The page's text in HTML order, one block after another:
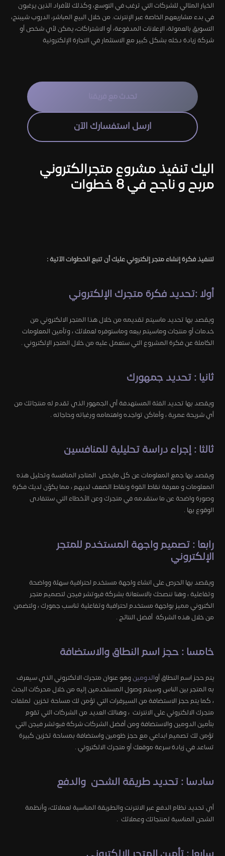
الخيار المثالي للشركات التي ترغب في التوسع، وكذلك للأفراد الذين يرغبون
في بدء مشاريعهم الخاصة عبر الإنترنت. من خلال البيع المباشر، الدروب شيبنج،
التسويق بالعمولة، الإعلانات المدفوعة، أو الاشتراكات، يمكن لأي شخص أو
شركة زيادة دخله بشكل كبير مع الاستثمار في التجارة الإلكترونية
تحدث مع فريقنا
ارسل استفسارك الآن
اليك تنفيذ مشروع متجرالكتروني
مربح و ناجح في 8 خطوات
لتنفيذ فكرة إنشاء متجر إلكتروني عليك أن تتبع الخطوات الآتية :
أولا :تحديد فكرة متجرك الإلكتروني
ويقصد بها تحديد ماسيتم تقديمه من خلال هذا المتجر الالكتروني من
خدمات أو منتجات وماسيتم بيعه وماستوفره لعملائك ، وتأمين المعلومات
الكاملة عن فكرة المشروع التي ستعمل عليه من خلال المتجر الإلكتروني .
ثانيا : تحديد جمهورك
ويقصد بها تحديد الفئة المستهدفة أي الجمهور الذي تقدم له منتجاتك من
أي شريحة عمرية ، وأماكن تواجده واهتمامه ورغباته وحاجاته .
ثالثا : إجراء دراسة تحليلية للمنافسين
ويقصد بها جمع المعلومات عن كل مايخص المتاجر المنافسة وتحليل هذه
المعلومات و معرفة نقاط القوة ونقاط الضعف لديهم ، مما يكوّن لديك فكرة
وصورة واضحة عن ما ستقدمه في متجرك وعن الأخطاء التي ستتفادى
الوقوع بها .
رابعا : تصميم واجهة المستخدم للمتجر
الإلكتروني
ويقصد بها الحرص على انشاء واجهة مستخدم احترافية سهلة وواضحة
وتفاعلية ، وهنا ننصحك بالاستعانة بشركة فيوتشر فيجن لتصميم متجر
الكتروني مميز بواجهة مستخدم احترافية وتفاعلية تناسب جمورك ، ولتضمن
من خلال هذه الشركة أفضل النتائج .
خامسا : حجز اسم النطاق والاستضافة
يتم حجز اسم النطاق أو الدومين وهو عنوان متجرك الالكتروني الذي سيعرف
به المتجر بين الناس وسيتم وصول المستخدمين إليه من خلال محركات البحث
، كما يتم حجز الاستضافة من السيرفرات التي تؤمن لك مساحة تخزين لملفات
متجرك الالكتروني على الانترنت ، وهنالك العديد من الشركات التي تقوم
بتأمين الدومين والاستضافة ومن أفضل الشركات شركة فيوتشر فيجن التي
تؤمن لك تصميم ابداعي مع حجز ظومين واستضافة بمساحة تخزين كبيرة
تساعد في زيادة سرعة موقعك أو متجرك الالكتروني .
سادسا : تحديد طريقة الشحن والدفع
أي تحديد نظام الدفع عبر الانترنت والطريقة المناسبة لعملائك، وأنظمة
الشحن المناسبة لمنتجاتك وعملائك .